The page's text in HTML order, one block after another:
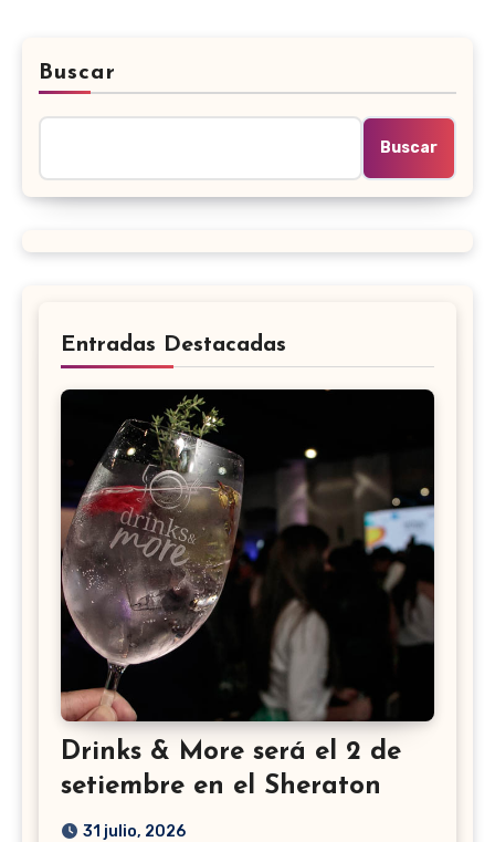
Buscar
Buscar
Entradas Destacadas
Drinks & More será el 2 de
setiembre en el Sheraton
31 julio, 2026